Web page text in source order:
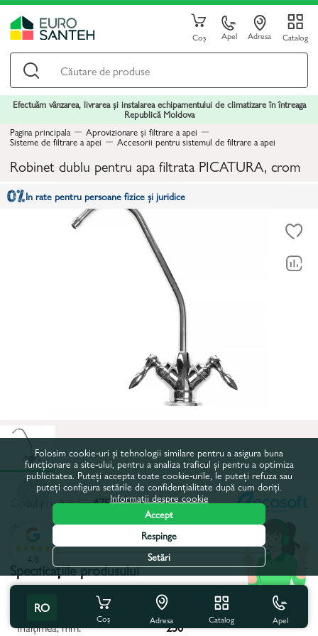
Coș Apel Adresa Catalog
Efectuăm vânzarea, livrarea și instalarea echipamentului de climatizare în întreaga
Republică Moldova
Pagina principala
Aprovizionare și filtrare a apei
Sisteme de filtrare a apei Accesorii pentru sistemul de filtrare a apei
Robinet dublu pentru apa filtrata PICATURA, crom
In rate pentru persoane fizice și juridice
Codul produsului:47EK0197
Toate caracteristicile
Specificațiile produsului
Materialul corpului:
Oțel inoxidabil
Înalțimea, mm:
250
RO
Coș Adresa Catalog Apel
4.8
Folosim cookie-uri și tehnologii similare pentru a asigura buna
funcționare a site-ului, pentru a analiza traficul și pentru a optimiza
publicitatea. Puteți accepta toate cookie-urile, le puteți refuza sau
puteți configura setările de confidențialitate după cum doriți.
Informații despre cookie
Accept
Respinge
Setări